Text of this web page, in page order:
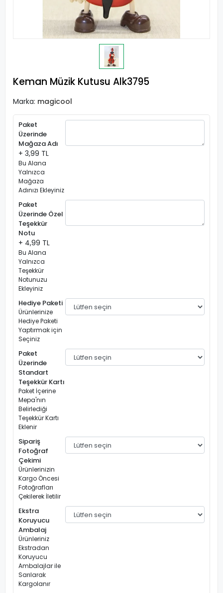
Keman Müzik Kutusu Alk3795
Marka: magicool
Paket
Üzerinde
Mağaza Adı
+ 3,99 TL
Bu Alana
Yalnızca
Mağaza
Adınızı Ekleyiniz
Paket
Üzerinde Özel
Teşekkür
Notu
+ 4,99 TL
Bu Alana
Yalnızca
Teşekkür
Notunuzu
Ekleyiniz
Hediye Paketi
Ürünlerinize
Hediye Paketi
Yaptırmak için
Seçiniz
Paket
Üzerinde
Standart
Teşekkür Kartı
Paket İçerine
Mepa'nın
Belirlediği
Teşekkür Kartı
Eklenir
Sipariş
Fotoğraf
Çekimi
Ürünlerinizin
Kargo Öncesi
Fotoğrafları
Çekilerek İletilir
Ekstra
Koruyucu
Ambalaj
Ürünleriniz
Ekstradan
Koruyucu
Ambalajlar ile
Sarılarak
Kargolanır